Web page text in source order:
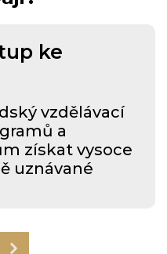
ke
vzdělávací
a
získat vysoce
uznávané